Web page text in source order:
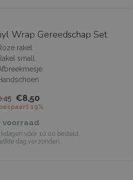
Wrap Gereedschap Set
rakel
small.
€8,50
19%
voorraad
vóór 10:00 besteld,
dag verzonden.